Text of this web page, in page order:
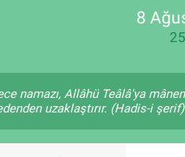
8
namazı, Allâhü Teâlâ'ya
uzaklaştırır. (Hadis-i şerif)